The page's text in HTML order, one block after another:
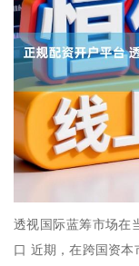
透视国际蓝筹市场在
口 近期，在跨国资